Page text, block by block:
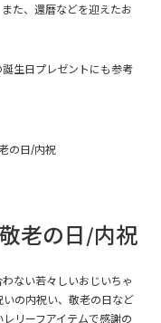
た、還暦などを迎えたお
生日プレゼントにも参考
老の日/内祝
ない若々しいおじいちゃ
いの内祝い、敬老の日など
リーフアイテムで感謝の